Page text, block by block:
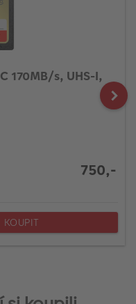
170MB/s, UHS-I,
750,-
KOUPIT